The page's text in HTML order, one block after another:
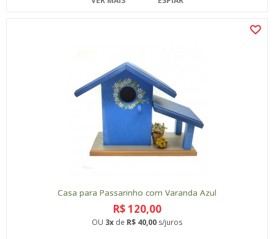
Casa para Passarinho com Varanda Azul
R$ 120,00
OU 3x de R$ 40,00 s/juros